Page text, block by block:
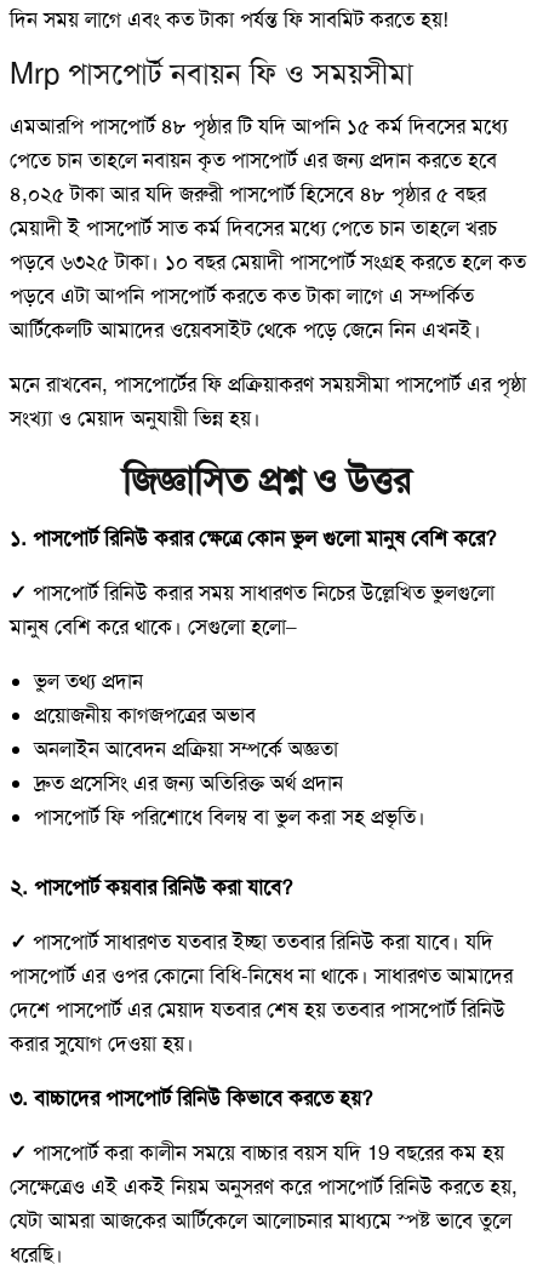
দিন সময় লাগে এবং কত টাকা পর্যন্ত ফি সাবমিট করতে হয়!
Mrp পাসপোর্ট নবায়ন ফি ও সময়সীমা
এমআরপি পাসপোর্ট ৪৮ পৃষ্ঠার টি যদি আপনি ১৫ কর্ম দিবসের মধ্যে
পেতে চান তাহলে নবায়ন কৃত পাসপোর্ট এর জন্য প্রদান করতে হবে
৪,০২৫ টাকা আর যদি জরুরী পাসপোর্ট হিসেবে ৪৮ পৃষ্ঠার ৫ বছর
মেয়াদী ই পাসপোর্ট সাত কর্ম দিবসের মধ্যে পেতে চান তাহলে খরচ
পড়বে ৬৩২৫ টাকা। ১০ বছর মেয়াদী পাসপোর্ট সংগ্রহ করতে হলে কত
পড়বে এটা আপনি পাসপোর্ট করতে কত টাকা লাগে এ সম্পর্কিত
আর্টিকেলটি আমাদের ওয়েবসাইট থেকে পড়ে জেনে নিন এখনই।
মনে রাখবেন, পাসপোর্টের ফি প্রক্রিয়াকরণ সময়সীমা পাসপোর্ট এর পৃষ্ঠা
সংখ্যা ও মেয়াদ অনুযায়ী ভিন্ন হয়।
জিজ্ঞাসিত প্রশ্ন ও উত্তর
১. পাসপোর্ট রিনিউ করার ক্ষেত্রে কোন ভুল গুলো মানুষ বেশি করে?
✓ পাসপোর্ট রিনিউ করার সময় সাধারণত নিচের উল্লেখিত ভুলগুলো
মানুষ বেশি করে থাকে। সেগুলো হলো–
ভুল তথ্য প্রদান
প্রয়োজনীয় কাগজপত্রের অভাব
অনলাইন আবেদন প্রক্রিয়া সম্পর্কে অজ্ঞতা
দ্রুত প্রসেসিং এর জন্য অতিরিক্ত অর্থ প্রদান
পাসপোর্ট ফি পরিশোধে বিলম্ব বা ভুল করা সহ প্রভৃতি।
২. পাসপোর্ট কয়বার রিনিউ করা যাবে?
✓ পাসপোর্ট সাধারণত যতবার ইচ্ছা ততবার রিনিউ করা যাবে। যদি
পাসপোর্ট এর ওপর কোনো বিধি-নিষেধ না থাকে। সাধারণত আমাদের
দেশে পাসপোর্ট এর মেয়াদ যতবার শেষ হয় ততবার পাসপোর্ট রিনিউ
করার সুযোগ দেওয়া হয়।
৩. বাচ্চাদের পাসপোর্ট রিনিউ কিভাবে করতে হয়?
✓ পাসপোর্ট করা কালীন সময়ে বাচ্চার বয়স যদি 19 বছরের কম হয়
সেক্ষেত্রেও এই একই নিয়ম অনুসরণ করে পাসপোর্ট রিনিউ করতে হয়,
যেটা আমরা আজকের আর্টিকেলে আলোচনার মাধ্যমে স্পষ্ট ভাবে তুলে
ধরেছি।